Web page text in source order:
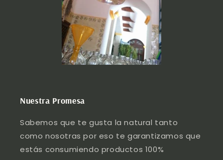
Nuestra Promesa
Sabemos que te gusta la natural tanto
como nosotras por eso te garantizamos que
estás consumiendo productos 100%